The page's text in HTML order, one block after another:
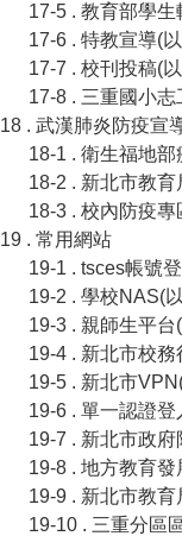
17-5 . 教育部學
17-6 . 特教宣導(
17-7 . 校刊投稿(
17-8 . 三重國小
18 . 武漢肺炎防疫宣
18-1 . 衛生福地
18-2 . 新北市教
18-3 . 校內防疫專
19 . 常用網站
19-1 . tsces帳號
19-2 . 學校NAS(
19-3 . 親師生平
19-4 . 新北市校
19-5 . 新北市
19-6 . 單一認證
19-7 . 新北市政
19-8 . 地方教育
19-9 . 新北市教
19-10 . 三重分區